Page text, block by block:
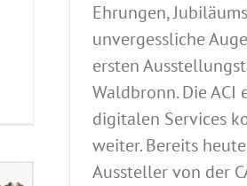
Ehrungen,
unvergessliche
ersten
Waldbronn. Die
digitalen Services
weiter. Bereits
Aussteller von der